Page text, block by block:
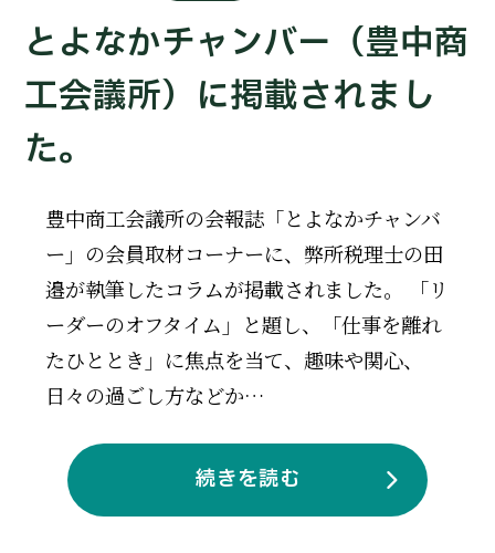
とよなかチャンバー（豊中商
工会議所）に掲載されまし
た。
豊中商工会議所の会報誌「とよなかチャンバ
ー」の会員取材コーナーに、弊所税理士の田
邉が執筆したコラムが掲載されました。 「リ
ーダーのオフタイム」と題し、「仕事を離れ
たひととき」に焦点を当て、趣味や関心、
日々の過ごし方などか…
続きを読む